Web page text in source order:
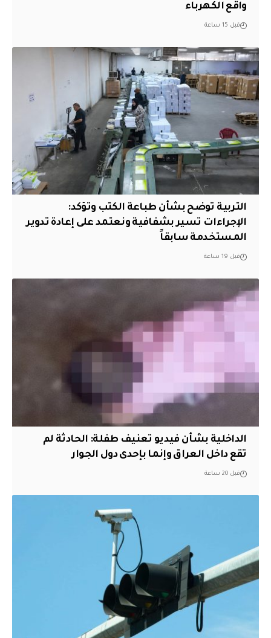
واقع الكهرباء
قبل 15 ساعة
التربية توضح بشأن طباعة الكتب وتؤكد:
الإجراءات تسير بشفافية ونعتمد على إعادة تدوير
المستخدمة سابقاً
قبل 19 ساعة
الداخلية بشأن فيديو تعنيف طفلة: الحادثة لم
تقع داخل العراق وإنما بإحدى دول الجوار
قبل 20 ساعة